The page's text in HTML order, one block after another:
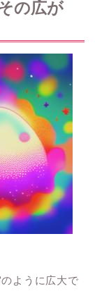
の広が
ように広大で